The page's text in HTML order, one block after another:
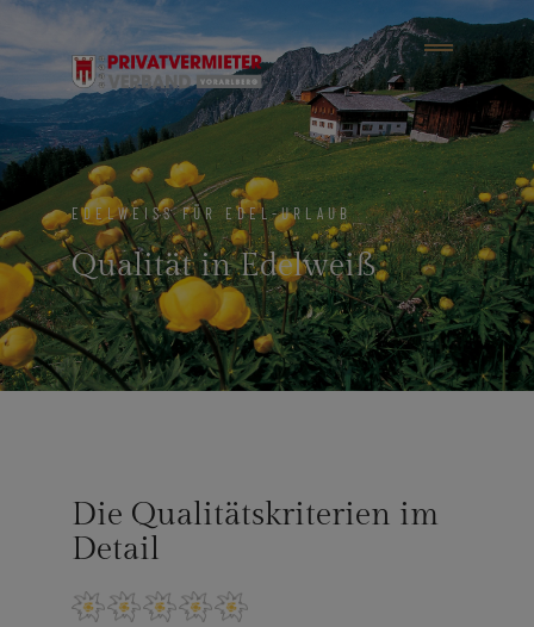
EDELWEISS FÜR EDEL-URLAUB
Qualität in Edelweiß
Die Qualitätskriterien im
Detail